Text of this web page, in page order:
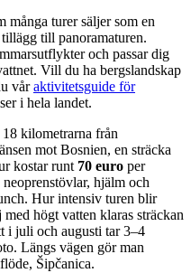
många turer säljer som en
tillägg till panoramaturen.
och passar dig
Vill du ha bergslandskap
våraktivitetsguide för
i hela landet.
kilometrarna från
mot Bosnien, en sträcka
kostar runt 70 euro per
hjälm och
Hur intensiv turen blir
högt vatten klaras sträckan
i juli och augusti tar 3–4
Längs vägen gör man
Šipčanica.